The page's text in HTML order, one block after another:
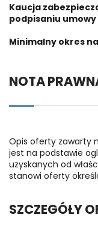
Kaucja
podpisaniu
Minimalny okres
NOTA
Opis oferty zawarty
jest na podstawie
uzyskanych od
stanowi oferty
SZCZEGÓŁY